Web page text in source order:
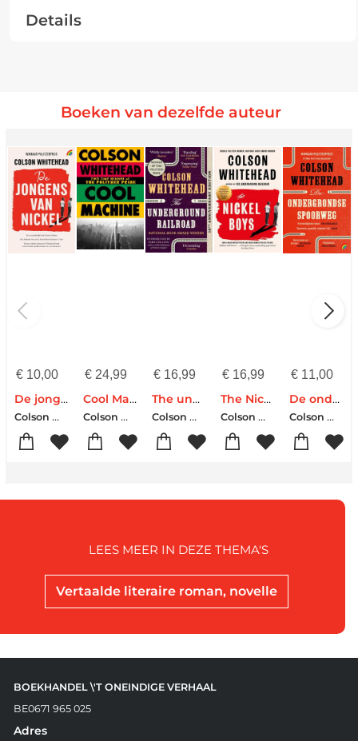
Details
Boeken van dezelfde auteur
€10,00
De jongens van Nickel
Colson Whitehead
€24,99
Cool Machine
Colson Whitehead
€ 16,99
The underground railroad
Colson Whitehead
€ 16,99
The Nickel boys
Colson Whitehead
€ 11,00
De ondergrondse spoorweg
Colson Whitehead
Vertaalde literaire roman, novelle
LEES MEER IN DEZE THEMA'S
BOEKHANDEL \'T ONEINDIGE VERHAAL
BE0671 965 025
Adres